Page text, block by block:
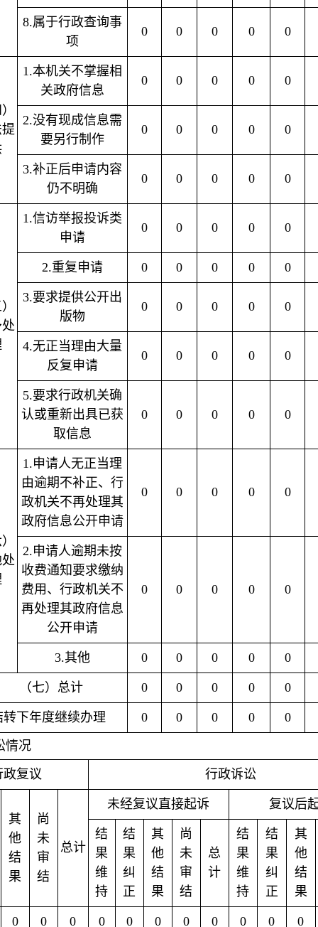
8.属于行政查询事
项
0 0 0 0 0
1.本机关不掌握相
关政府信息
0 0 0 0 0
2.没有现成信息需
要另行制作
0 0 0 0 0
3.补正后申请内容
仍不明确
0 0 0 0 0
1.信访举报投诉类
申请
0 0 0 0 0
2.重复申请 0 0 0 0 0
3.要求提供公开出
版物
0 0 0 0 0
4.无正当理由大量
反复申请
0 0 0 0 0
5.要求行政机关确
认或重新出具已获
取信息
0 0 0 0 0
1.申请人无正当理
由逾期不补正、行
政机关不再处理其
政府信息公开申请
0 0 0 0 0
2.申请人逾期未按
收费通知要求缴纳
费用、行政机关不
再处理其政府信息
公开申请
0 0 0 0 0
3.其他 0 0 0 0 0
（七）总计 0 0 0 0 0
转下年度继续办理 0 0 0 0 0
情况
政复议
行政诉讼
其
他
结
果
尚
未
审
结
总计
未经复议直接起诉 复议后
结
果
维
持
结
果
纠
正
其
他
结
果
尚
未
审
结
总
计
结
果
维
持
结
果
纠
正
其
他
结
果
0 0 0 0 0 0 0 0 0 0 0